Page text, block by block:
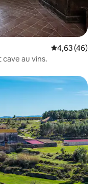
Évaluation
4,63 (46)
au vins.